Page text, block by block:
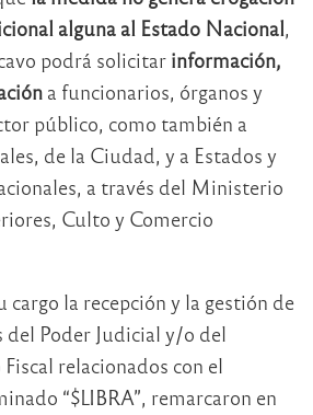
alguna al Estado Nacional,
podrá solicitar información,
a funcionarios, órganos y
público, como también a
de la Ciudad, y a Estados y
a través del Ministerio
Culto y Comercio
cargo la recepción y la gestión de
Poder Judicial y/o del
relacionados con el
“$LIBRA”, remarcaron en